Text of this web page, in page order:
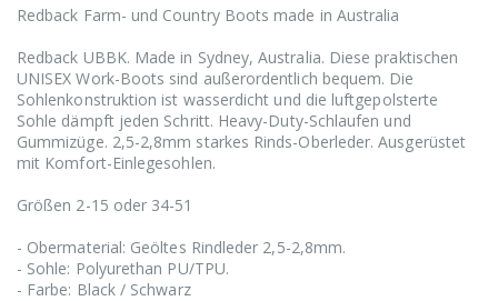
Redback Farm- und Country Boots made in Australia
Redback UBBK. Made in Sydney, Australia. Diese praktischen
UNISEX Work-Boots sind außerordentlich bequem. Die
Sohlenkonstruktion ist wasserdicht und die luftgepolsterte
Sohle dämpft jeden Schritt. Heavy-Duty-Schlaufen und
Gummizüge. 2,5-2,8mm starkes Rinds-Oberleder. Ausgerüstet
mit Komfort-Einlegesohlen.
Größen 2-15 oder 34-51
- Obermaterial: Geöltes Rindleder 2,5-2,8mm.
- Sohle: Polyurethan PU/TPU.
- Farbe: Black / Schwarz